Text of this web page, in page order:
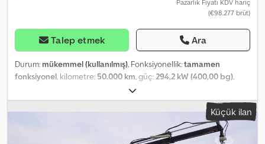
Pazarlık Fiyatı KDV hariç
(€98.277 brüt)
Talep etmek Ara
Durum: mükemmel (kullanılmış), Fonksiyonellik:tamamen
fonksiyonel, kilometre: 50.000 km, güç:294,2 kW (400,00 bg),
11.200 kg
toplam ağırlık:26.000 kg, dingil konfigürasyonu:6x2, renk:beyaz,
şoför kabini:
otomatik, emisyon sınıfı:
, yükleme alanı uzunluğu:9.000 mm
AdBlue, Takograf, hız sabitleyici, klima,
Küçük ilan